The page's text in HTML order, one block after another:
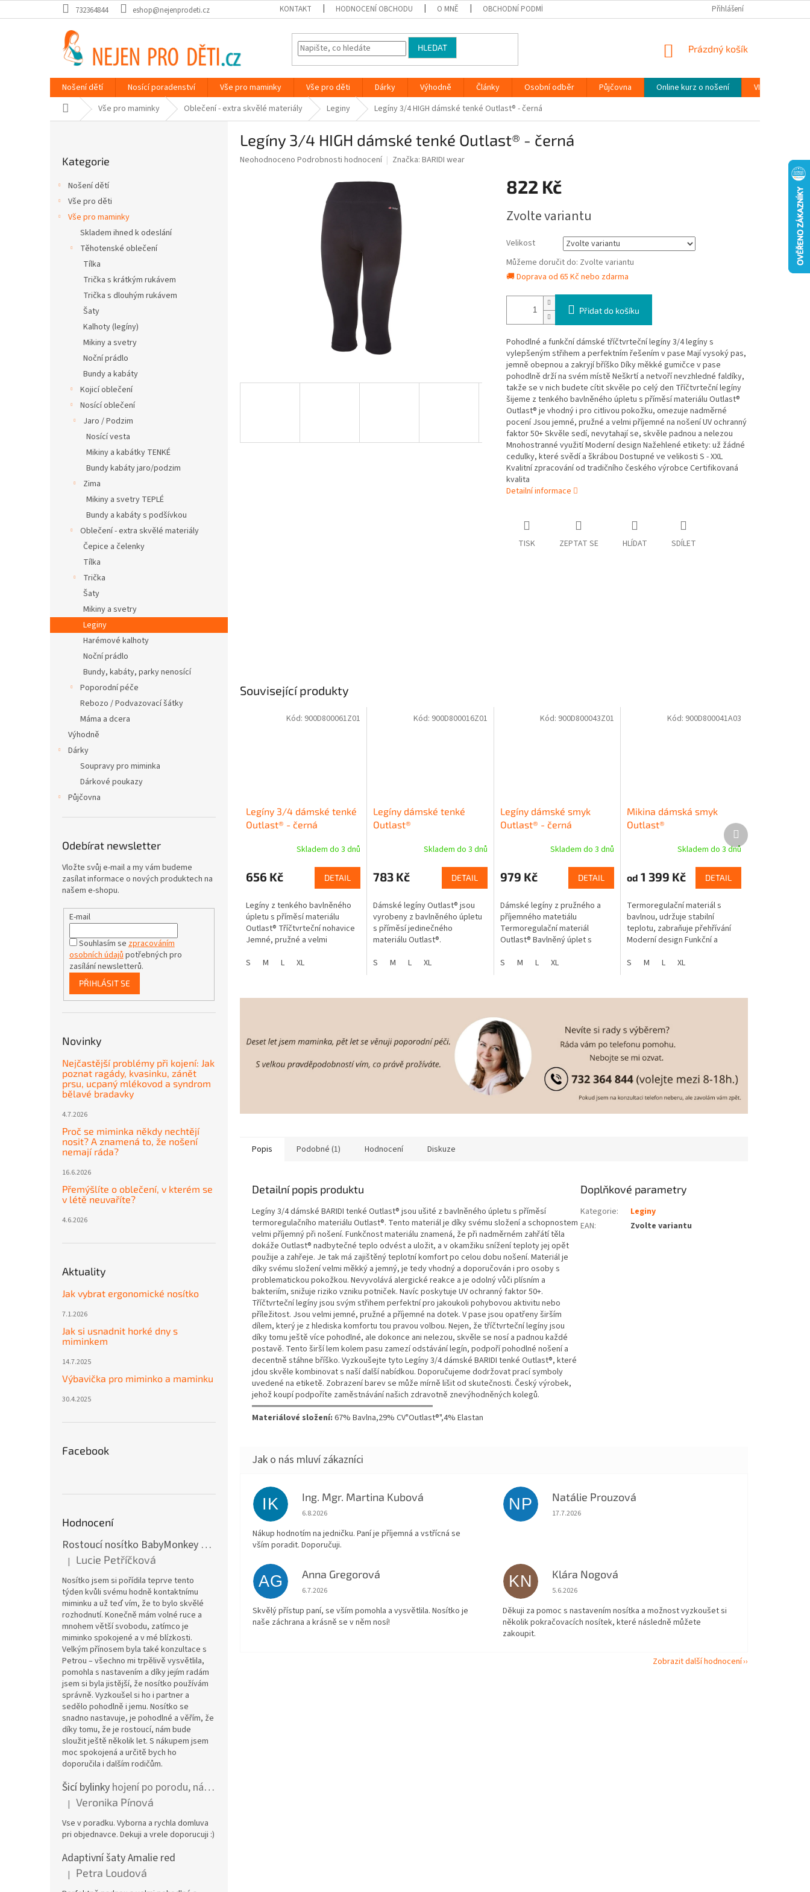
na
732364844 eshop@nejenprodeti.cz KONTAKT HODNOCENÍ OBCHODU O MNĚ OBCHODNÍ PODMÍNKY PODMÍNKY OCHRANY OSOBNÍCH ÚDAJŮ (GDPR)
Přihlášení
HLEDAT
NÁKUPNÍ
Prázdný košík
Nošení dětí Nosící poradenství Vše pro maminky Vše pro děti Dárky Výhodně Články Osobní odběr Půjčovna Online kurz o nošení
VIDEONÁVODY
Domů Vše pro maminky Oblečení - extra skvělé materiály Leginy Legíny 3/4 HIGH dámské tenké Outlast® - černá
kategorie
Kategorie
Nošení dětí
Vše pro děti
Vše pro maminky
Skladem ihned k odeslání
Těhotenské oblečení
Tílka
Trička s krátkým rukávem
Trička s dlouhým rukávem
Šaty
Kalhoty (legíny)
Mikiny a svetry
Noční prádlo
Bundy a kabáty
Kojicí oblečení
Nosící oblečení
Jaro / Podzim
Nosící vesta
Mikiny a kabátky TENKÉ
Bundy kabáty jaro/podzim
Zima
Mikiny a svetry TEPLÉ
Bundy a kabáty s podšívkou
Oblečení - extra skvělé materiály
Čepice a čelenky
Tílka
Trička
Šaty
Mikiny a svetry
Leginy
Harémové kalhoty
Noční prádlo
Bundy, kabáty, parky nenosící
Poporodní péče
Rebozo / Podvazovací šátky
Máma a dcera
Výhodně
Dárky
Soupravy pro miminka
Dárkové poukazy
Půjčovna
Odebírat newsletter
Vložte svůj e-mail a my vám budeme
zasílat informace o nových produktech na
našem e-shopu.
E-mail
Souhlasím se zpracováním
osobních údajů potřebných pro
zasílání newsletterů.
PŘIHLÁSIT SE
Novinky
Nejčastější problémy při kojení: Jak
poznat ragády, kvasinku, zánět
prsu, ucpaný mlékovod a syndrom
bělavé bradavky
4.7.2026
Proč se miminka někdy nechtějí
nosit? A znamená to, že nošení
nemají ráda?
16.6.2026
Přemýšlíte o oblečení, v kterém se
v létě neuvaříte?
4.6.2026
Aktuality
Jak vybrat ergonomické nosítko
7.1.2026
Jak si usnadnit horké dny s
miminkem
14.7.2025
Výbavička pro miminko a maminku
30.4.2025
Facebook
Hodnocení
Rostoucí nosítko BabyMonkey Original Essential - khaki zelené
Hodnocení produktu je 5 z 5 hvězdiček.
| Lucie Petříčková
Nosítko jsem si pořídila teprve tento
týden kvůli svému hodně kontaktnímu
miminku a už teď vím, že to bylo skvělé
rozhodnutí. Konečně mám volné ruce a
mnohem větší svobodu, zatímco je
miminko spokojené a v mé blízkosti.
Velkým přínosem byla také konzultace s
Petrou – všechno mi trpělivě vysvětlila,
pomohla s nastavením a díky jejím radám
jsem si byla jistější, že nosítko používám
správně. Vyzkoušel si ho i partner a
sedělo pohodlně i jemu. Nosítko se
snadno nastavuje, je pohodlné a věřím, že
díky tomu, že je rostoucí, nám bude
sloužit ještě několik let. S nákupem jsem
moc spokojená a určitě bych ho
doporučila i dalším rodičům.
Šicí bylinky hojení po porodu, nástřih a jizvy
Hodnocení produktu je 5 z 5 hvězdiček.
| Veronika Pínová
Vse v poradku. Vyborna a rychla domluva
pri objednavce. Dekuji a vrele doporucuji :)
Adaptivní šaty Amalie red
Hodnocení produktu je 5 z 5 hvězdiček.
| Petra Loudová
Legíny 3/4 HIGH dámské tenké Outlast® - černá
Průměrné
Neohodnoceno Podrobnosti hodnocení Značka: BARIDI wear
822 Kč
cena:
Zvolte variantu
Velikost
Můžeme doručit do: Zvolte variantu
🚚 Doprava od 65 Kč nebo zdarma
Přidat do košíku
Pohodlné a funkční dámské tříčtvrteční legíny 3/4 legíny s
vylepšeným střihem a perfektním řešením v pase Mají vysoký pas,
jemně obepnou a zakryjí bříško Díky měkké gumičce v pase
pohodlně drží na svém místě Neškrtí a netvoří nevzhledné faldíky,
takže se v nich budete cítit skvěle po celý den Tříčtvrteční legíny
šijeme z tenkého bavlněného úpletu s příměsí materiálu Outlast®
Outlast® je vhodný i pro citlivou pokožku, omezuje nadměrné
pocení Jsou jemné, pružné a velmi příjemné na nošení UV ochranný
faktor 50+ Skvěle sedí, nevytahají se, skvěle padnou a nelezou
Mnohostranné využití Moderní design Nažehlené etikety: už žádné
cedulky, které svědí a škrábou Dostupné ve velikosti S - XXL
Kvalitní zpracování od tradičního českého výrobce Certifikovaná
kvalita
Detailní informace
TISK ZEPTAT SE HLÍDAT SDÍLET
Související produkty
Legíny 3/4 dámské tenké
Outlast® - černá
Skladem do 3 dnů
656 Kč DETAIL
Legíny z tenkého bavlněného
úpletu s příměsí materiálu
Outlast® Tříčtvrteční nohavice
Jemné, pružné a velmi
materiál s bavlnou, vhodný i
S M L XL
Kód: 900D800061Z01
Legíny dámské tenké
Outlast®
Skladem do 3 dnů
783 Kč DETAIL
Dámské legíny Outlast® jsou
vyrobeny z bavlněného úpletu
s příměsí jedinečného
materiálu Outlast®.
S
M L XL
Kód: 900D800016Z01
Legíny dámské smyk
Outlast® - černá
Skladem do 3 dnů
979 Kč DETAIL
Dámské legíny z pružného a
příjemného matetiálu
Termoregulační materiál
Outlast® Bavlněný úplet s
komfort po celou dobu nošení
S M L XL
Kód: 900D800043Z01
Mikina dámská smyk
Outlast®
Skladem do 3 dnů
od 1 399 Kč DETAIL
Termoregulační materiál s
bavlnou, udržuje stabilní
teplotu, zabraňuje přehřívání
Moderní design Funkční a
krytkou proti poškrábání krku
S M L XL
Kód: 900D800041A03
Další
produkt
Popis Podobné (1) Hodnocení Diskuze
Detailní popis produktu
Legíny 3/4 dámské BARIDI tenké Outlast® jsou ušité z bavlněného úpletu s příměsí
termoregulačního materiálu Outlast®. Tento materiál je díky svému složení a schopnostem
velmi příjemný při nošení. Funkčnost materiálu znamená, že při nadměrném zahřátí těla
dokáže Outlast® nadbytečné teplo odvést a uložit, a v okamžiku snížení teploty jej opět
použije a zahřeje. Je tak má zajištěný teplotní komfort po celou dobu nošení. Materiál je
díky svému složení velmi měkký a jemný, je tedy vhodný a doporučován i pro osoby s
problematickou pokožkou. Nevyvolává alergické reakce a je odolný vůči plísním a
bakteriím, snižuje riziko vzniku potniček. Navíc poskytuje UV ochranný faktor 50+.
Tříčtvrteční legíny jsou svým střihem perfektní pro jakoukoli pohybovou aktivitu nebo
příležitost. Jsou velmi jemné, pružné a příjemné na dotek. V pase jsou opatřeny širším
dílem, který je z hlediska komfortu tou pravou volbou. Nejen, že tříčtvrteční legíny jsou
díky tomu ještě více pohodlné, ale dokonce ani nelezou, skvěle se nosí a padnou každé
postavě. Tento širší lem kolem pasu zamezí odstávání legín, podpoří pohodlné nošení a
decentně stáhne bříško. Vyzkoušejte tyto Legíny 3/4 dámské BARIDI tenké Outlast®, které
jdou skvěle kombinovat s naší další nabídkou. Doporučujeme dodržovat prací symboly
uvedené na etiketě. Zobrazení barev se může mírně lišit od skutečnosti. Český výrobek,
jehož koupí podpoříte zaměstnávání našich zdravotně znevýhodněných kolegů.
══════════════════════════════
Materiálové složení: 67% Bavlna,29% CV"Outlast®",4% Elastan
Doplňkové parametry
Kategorie:
Leginy
EAN: Zvolte variantu
IK Ing. Mgr. Martina Kubová
Hodnocení obchodu je 5 z 5 hvězdiček.
6.8.2026
Nákup hodnotím na jedničku. Paní je příjemná a vstřícná se
vším poradit. Doporučuji.
NP Natálie Prouzová
Hodnocení obchodu je 5 z 5 hvězdiček.
17.7.2026
AG Anna Gregorová
Hodnocení obchodu je 5 z 5 hvězdiček.
6.7.2026
Skvělý přístup paní, se vším pomohla a vysvětlila. Nosítko je
naše záchrana a krásně se v něm nosí!
KN Klára Nogová
Hodnocení obchodu je 5 z 5 hvězdiček.
5.6.2026
Děkuji za pomoc s nastavením nosítka a možnost vyzkoušet si
několik pokračovacích nosítek, které následně můžete
zakoupit.
Zobrazit další hodnocení